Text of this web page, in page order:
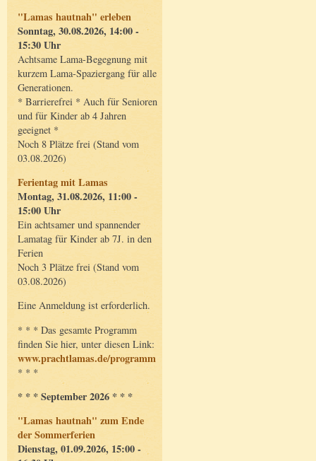
"Lamas hautnah" erleben
Sonntag, 30.08.2026, 14:00 -
15:30 Uhr
Achtsame Lama-Begegnung mit
kurzem Lama-Spaziergang für alle
Generationen.
* Barrierefrei * Auch für Senioren
und für Kinder ab 4 Jahren
geeignet *
Noch 8 Plätze frei (Stand vom
03.08.2026)
Ferientag mit Lamas
Montag, 31.08.2026, 11:00 -
15:00 Uhr
Ein achtsamer und spannender
Lamatag für Kinder ab 7J. in den
Ferien
Noch 3 Plätze frei (Stand vom
03.08.2026)
Eine Anmeldung ist erforderlich.
* * * Das gesamte Programm
finden Sie hier, unter diesen Link:
www.prachtlamas.de/programm
* * *
* * * September 2026 * * *
"Lamas hautnah" zum Ende
der Sommerferien
Dienstag, 01.09.2026, 15:00 -